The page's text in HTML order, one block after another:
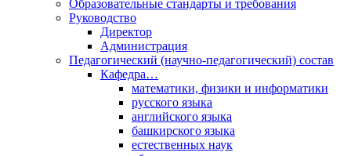
Образовательные стандарты и требования
Руководство
Директор
Администрация
Педагогический (научно-педагогический) состав
Кафедра…
математики, физики и информатики
русского языка
английского языка
башкирского языка
естественных наук